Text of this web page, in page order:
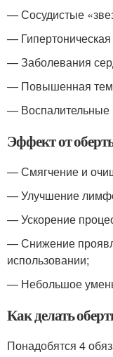
— Сосудистые
— Гипертоническая
— Заболевания
— Повышенная
— Воспалительные
Эффект от
— Смягчение и
— Улучшение
— Ускорение
— Снижение
использовании;
— Небольшое
Как делать
Понадобятся 4